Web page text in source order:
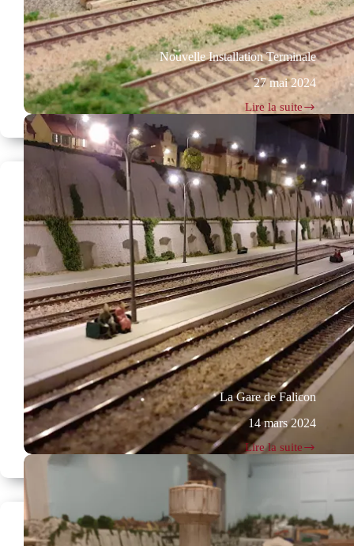
Nouvelle Installation Terminale
27 mai 2024
Lire la suite
Nouvelle
Installation
La Gare de Falicon
14 mars 2024
Lire la suite
La
Gare
de